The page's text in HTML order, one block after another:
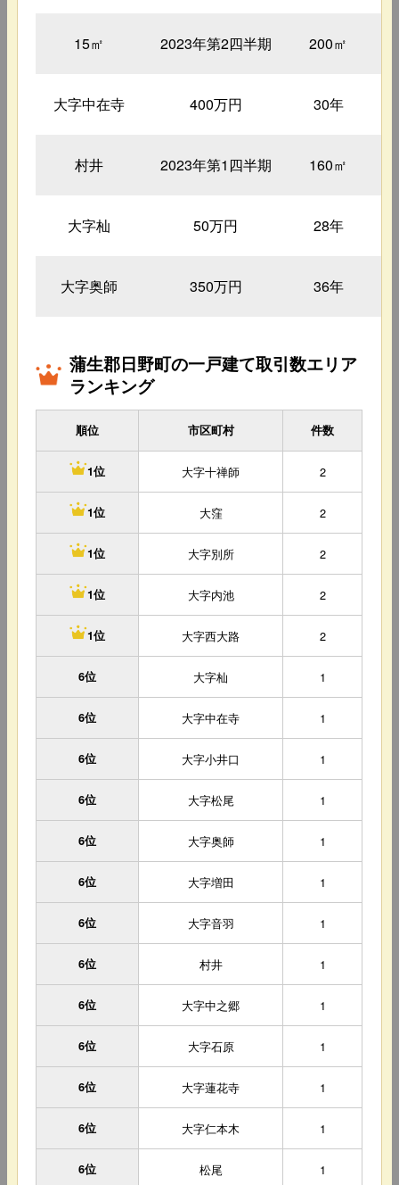
15㎡ 2023年第2四半期 200㎡
大字中在寺 400万円 30年
村井 2023年第1四半期 160㎡
大字杣 50万円 28年
大字奥師 350万円 36年
蒲生郡日野町の一戸建て取引数エリア
ランキング
順位 市区町村 件数
1位 大字十禅師 2
1位 大窪 2
1位 大字別所 2
1位 大字内池 2
1位 大字西大路 2
6位 大字杣 1
6位 大字中在寺 1
6位 大字小井口 1
6位 大字松尾 1
6位 大字奥師 1
6位 大字増田 1
6位 大字音羽 1
6位 村井 1
6位 大字中之郷 1
6位 大字石原 1
6位 大字蓮花寺 1
6位 大字仁本木 1
6位 松尾 1